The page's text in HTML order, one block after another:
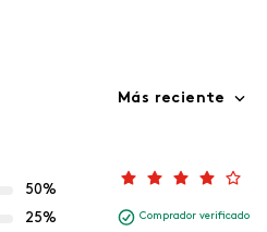
50%
25%
Más reciente
Comprador verificado